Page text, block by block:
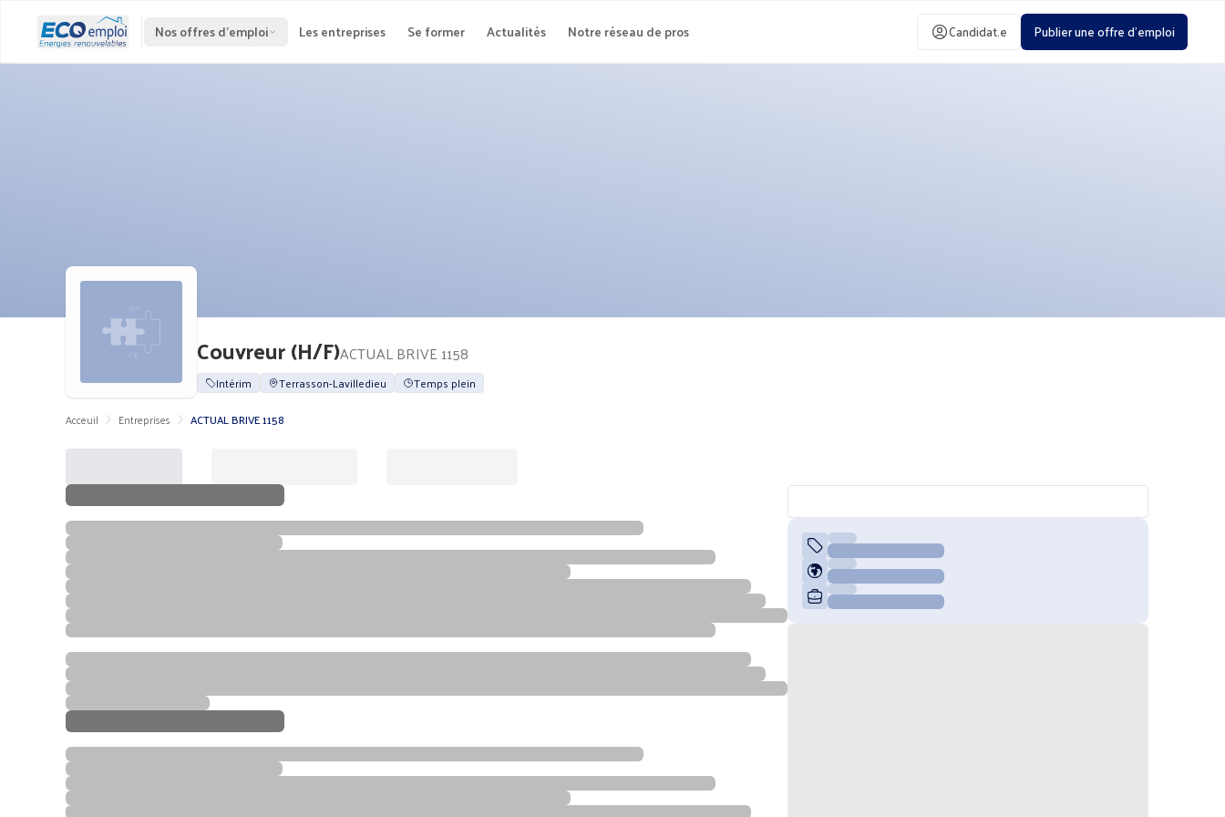
Nos offres d'emploi Les entreprises Se former Actualités Notre réseau de pros Candidat.e Publier une offre d'emploi
Couvreur (H/F)ACTUAL BRIVE 1158
Intérim Terrasson-Lavilledieu
Temps plein
Acceuil
Entreprises ACTUAL BRIVE 1158